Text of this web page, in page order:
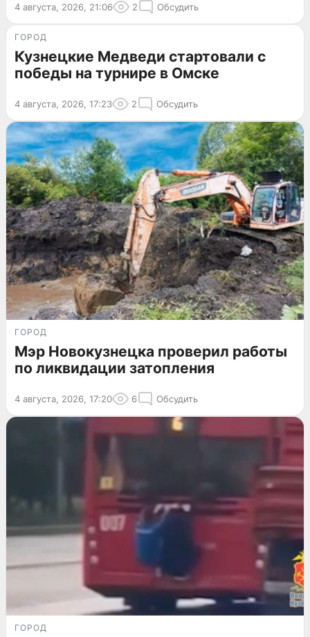
4 августа, 2026, 21:06 2 Обсудить
ГОРОД
Кузнецкие Медведи стартовали с
победы на турнире в Омске
4 августа, 2026, 17:23 2 Обсудить
ГОРОД
Мэр Новокузнецка проверил работы
по ликвидации затопления
4 августа, 2026, 17:20 6 Обсудить
ГОРОД